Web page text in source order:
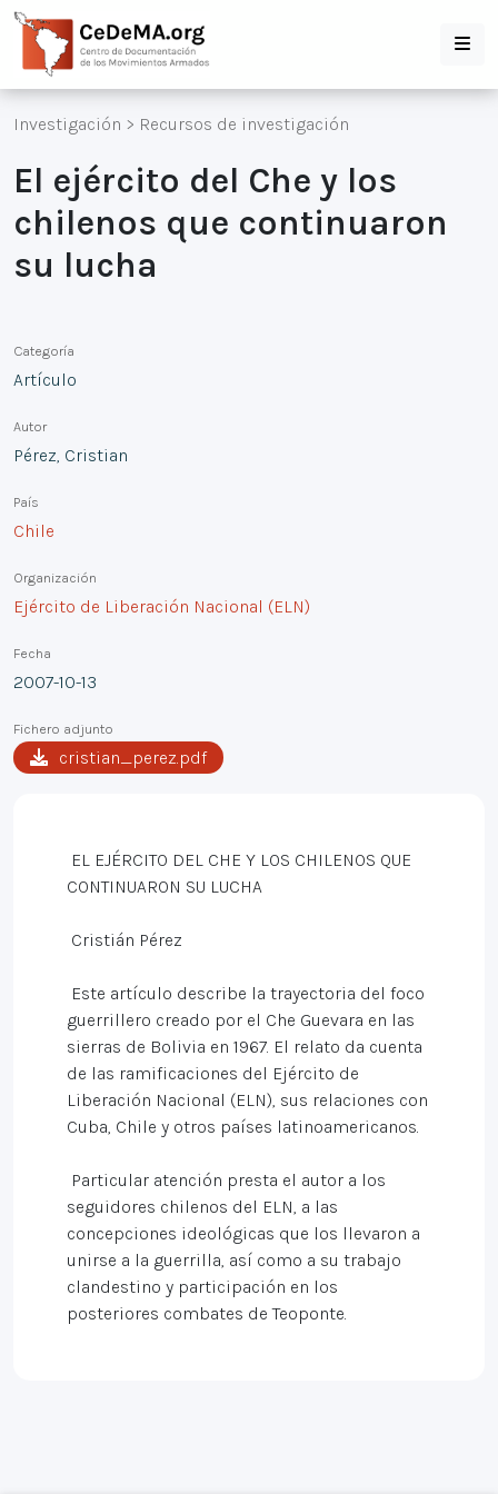
Investigación > Recursos de investigación
El ejército del Che y los
chilenos que continuaron
su lucha
Categoría
Artículo
Autor
Pérez, Cristian
País
Chile
Organización
Ejército de Liberación Nacional (ELN)
Fecha
2007-10-13
Fichero adjunto
cristian_perez.pdf
EL EJÉRCITO DEL CHE Y LOS CHILENOS QUE
CONTINUARON SU LUCHA
Cristián Pérez
Este artículo describe la trayectoria del foco
guerrillero creado por el Che Guevara en las
sierras de Bolivia en 1967. El relato da cuenta
de las ramificaciones del Ejército de
Liberación Nacional (ELN), sus relaciones con
Cuba, Chile y otros países latinoamericanos.
Particular atención presta el autor a los
seguidores chilenos del ELN, a las
concepciones ideológicas que los llevaron a
unirse a la guerrilla, así como a su trabajo
clandestino y participación en los
posteriores combates de Teoponte.